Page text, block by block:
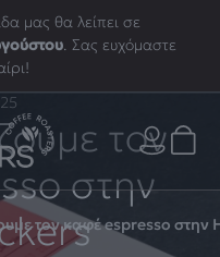
μας θα λείπει σε
. Σας ευχόμαστε
τον καφέ espresso στην
τον
στην